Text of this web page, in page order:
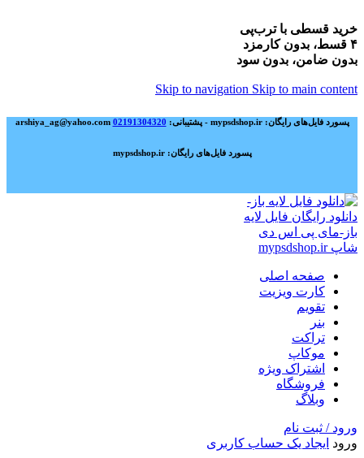
خرید قسطی با ترب‌پی
۴ قسط، بدون کارمزد
بدون ضامن، بدون سود
Skip to navigation Skip to main content
پسورد فایل‌های رایگان: mypsdshop.ir - پشتیبانی: arshiya_ag@yahoo.com 02191304320
پسورد فایل‌های رایگان: mypsdshop.ir
صفحه اصلی
کارت ویزیت
تقویم
بنر
تراکت
موکاپ
اشتراک ویژه
فروشگاه
وبلاگ
ورود / ثبت نام
ورود ایجاد یک حساب کاربری